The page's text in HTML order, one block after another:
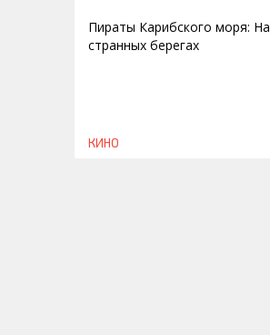
Пираты Карибского моря: На
странных берегах
КИНО